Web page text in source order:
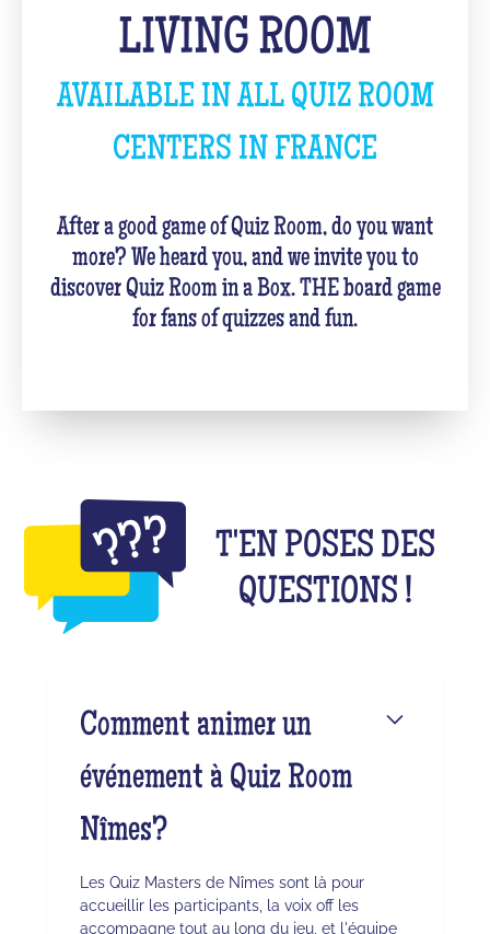
LIVING ROOM
AVAILABLE IN ALL QUIZ ROOM
CENTERS IN FRANCE
After a good game of Quiz Room, do you want
more? We heard you, and we invite you to
discover Quiz Room in a Box. THE board game
for fans of quizzes and fun.
T'EN POSES DES
QUESTIONS !
Comment animer un
événement à Quiz Room
Nîmes?
Les Quiz Masters de Nîmes sont là pour
accueillir les participants, la voix off les
accompagne tout au long du jeu, et l'équipe